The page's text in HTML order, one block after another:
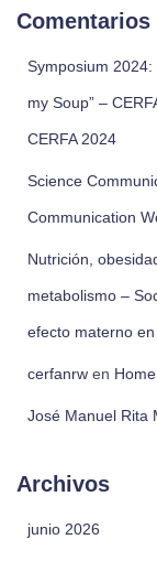
Symposium 2024:
my Soup” –
CERFA 2024
Science
Communication
Nutrición,
metabolismo –
efecto materno
cerfanrw en Home
José Manuel Rita
Archivos
junio 2026